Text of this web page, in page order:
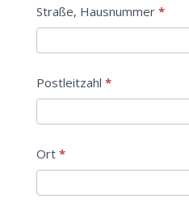
Straße, Hausnummer *
Postleitzahl *
Ort *